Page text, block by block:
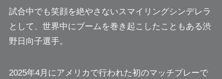
試合中でも笑顔を絶やさないスマイリングシンデレラ
として、世界中にブームを巻き起こしたこともある渋
野日向子選手。
2025年4月にアメリカで行われた初のマッチプレーで